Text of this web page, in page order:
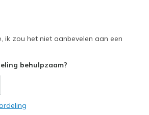
ik zou het niet aanbevelen aan een
behulpzaam?